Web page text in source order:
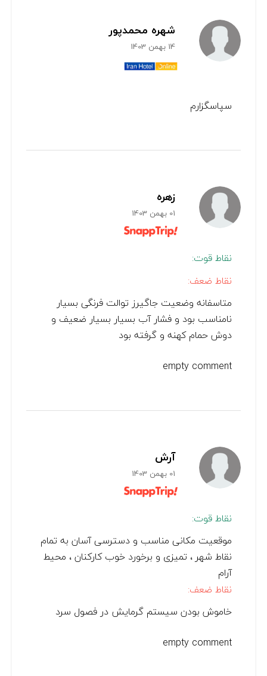
شهره محمدپور
14 بهمن 1403
سپاسگزارم
زهره
01 بهمن 1403
نقاط قوت:
نقاط ضعف:
متاسفانه وضعیت جاگیرز توالت فرنگی بسیار
نامناسب بود و فشار آب بسیار بسیار ضعیف و
دوش حمام کهنه و گرفته بود
empty comment
آرش
01 بهمن 1403
نقاط قوت:
موقعیت مکانی مناسب و دسترسی آسان به تمام
نقاط شهر ، تمیزی و برخورد خوب کارکنان ، محیط
آرام ‌
نقاط ضعف:
خاموش بودن سیستم گرمایش در فصول سرد
empty comment